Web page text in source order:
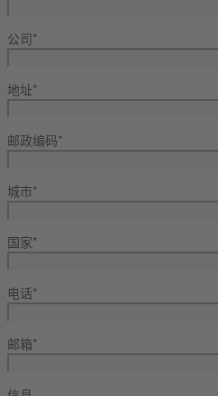
公司*
地址*
邮政编码*
城市*
国家*
电话*
邮箱*